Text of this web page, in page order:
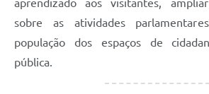
aprendizado aos visitantes,
sobre as atividades
população dos espaços de
pública.